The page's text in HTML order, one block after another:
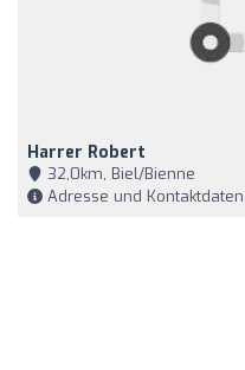
Harrer Robert
32,0km, Biel/Bienne
Adresse und